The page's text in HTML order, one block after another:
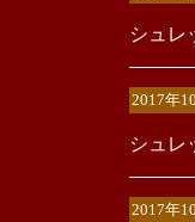
シュレ
2017年
シュレ
2017年